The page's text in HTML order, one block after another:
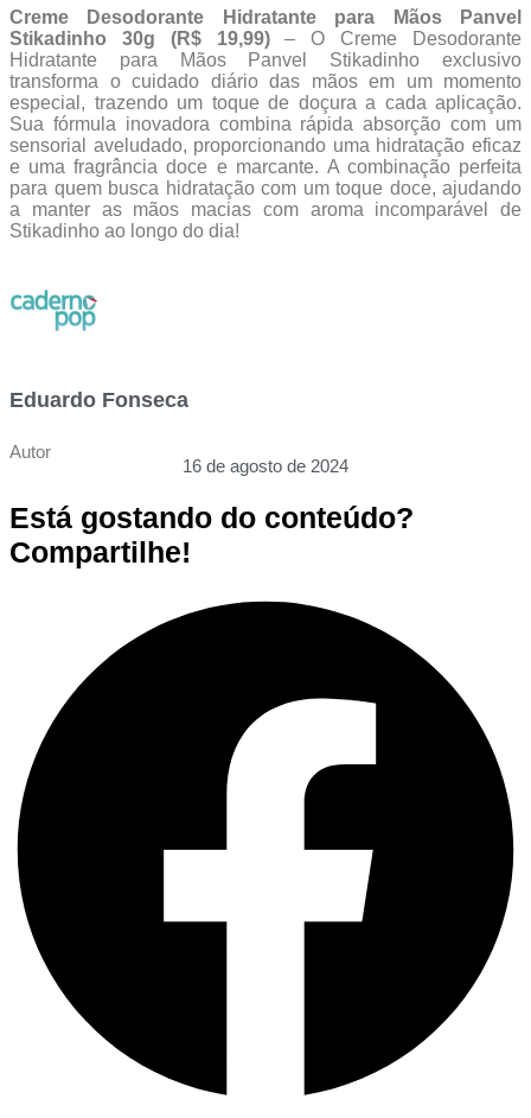
Creme Desodorante Hidratante para Mãos Panvel
Stikadinho 30g (R$ 19,99)– O Creme Desodorante
Hidratante para Mãos Panvel Stikadinho exclusivo
transforma o cuidado diário das mãos em um momento
especial, trazendo um toque de doçura a cada aplicação.
Sua fórmula inovadora combina rápida absorção com um
sensorial aveludado, proporcionando uma hidratação eficaz
e uma fragrância doce e marcante. A combinação perfeita
para quem busca hidratação com um toque doce, ajudando
a manter as mãos macias com aroma incomparável de
Stikadinho ao longo do dia!
Eduardo Fonseca
Autor
16 de agosto de 2024
Está gostando do conteúdo?
Compartilhe!